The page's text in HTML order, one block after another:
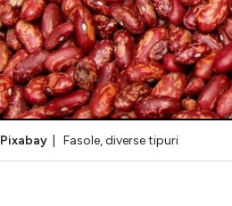
Pixabay | Fasole, diverse tipuri